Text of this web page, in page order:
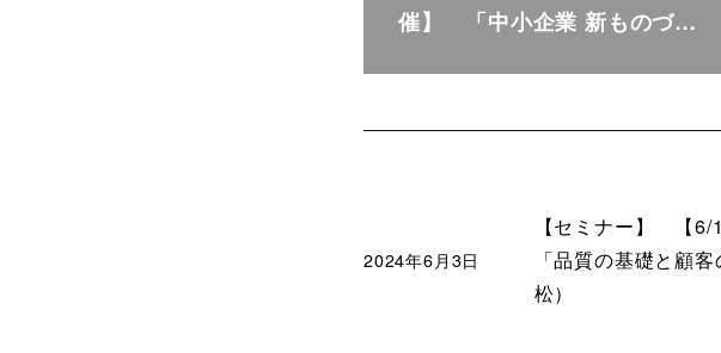
催】 「中小企業 新ものづ…
【セミナー】 【6/
「品質の基礎と顧
松）
2024年6月3日